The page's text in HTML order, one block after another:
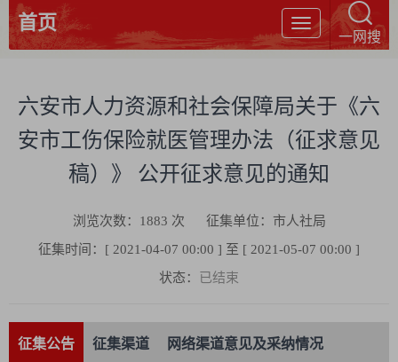
导
航
首页
一网搜
六安市人力资源和社会保障局关于《六
安市工伤保险就医管理办法（征求意见
稿）》 公开征求意见的通知
浏览次数： 1883 次
征集单位：市人社局
征集时间：[ 2021-04-07 00:00 ] 至 [ 2021-05-07 00:00 ]
状态：
已结束
征集公告 征集渠道 网络渠道意见及采纳情况